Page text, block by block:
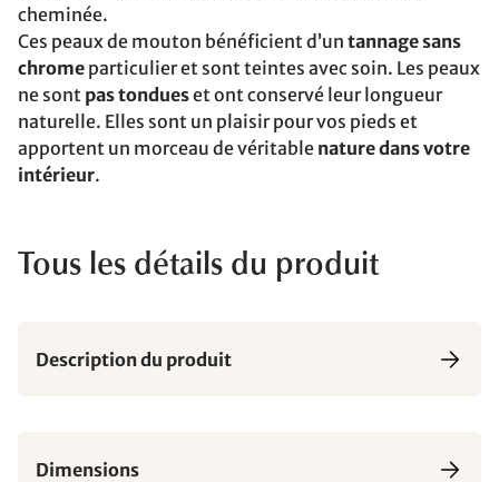
cheminée.
Ces peaux de mouton bénéficient d’un tannage sans
chrome particulier et sont teintes avec soin. Les peaux
ne sont pas tondueset ont conservé leur longueur
naturelle. Elles sont un plaisir pour vos pieds et
apportent un morceau de véritable nature dans votre
intérieur.
Tous les détails du produit
Description du produit
Dimensions